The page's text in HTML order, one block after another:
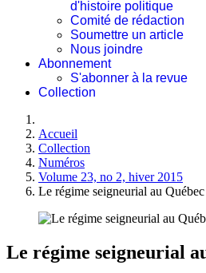
d'histoire politique
Comité de rédaction
Soumettre un article
Nous joindre
Abonnement
S'abonner à la revue
Collection
Accueil
Collection
Numéros
Volume 23, no 2, hiver 2015
Le régime seigneurial au Québec
Le régime seigneurial